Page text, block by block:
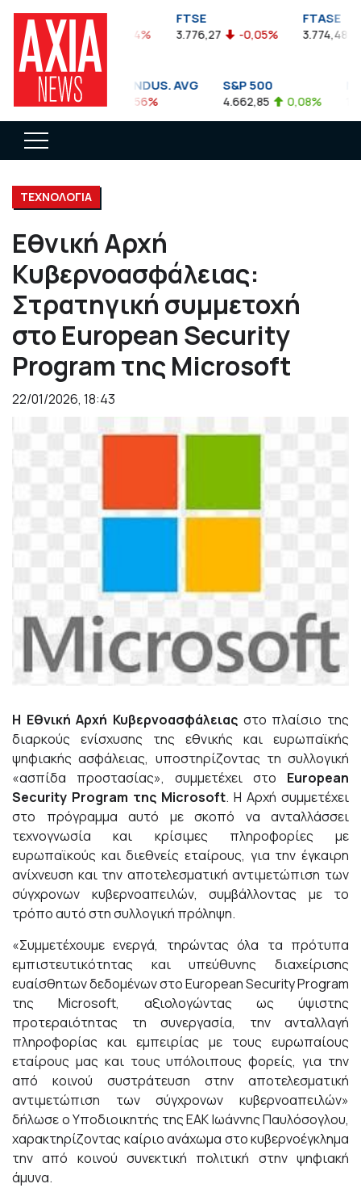
FTSEA
899,47 -0,04%
FTSE
3.776,27 -0,05%
FTASE
3.774,48
DOW JONES INDUS. AVG
35.911,81 -0,56%
S&P 500
4.662,85 0,08%
ΤΕΧΝΟΛΟΓΙΑ
Εθνική Αρχή
Κυβερνοασφάλειας:
Στρατηγική συμμετοχή
στο European Security
Program της Microsoft
22/01/2026, 18:43
Η Εθνική Αρχή Κυβερνοασφάλειας στο πλαίσιο της
διαρκούς ενίσχυσης της εθνικής και ευρωπαϊκής
ψηφιακής ασφάλειας, υποστηρίζοντας τη συλλογική
«ασπίδα προστασίας», συμμετέχει στο European
Security Program της Microsoft. Η Αρχή συμμετέχει
στο πρόγραμμα αυτό με σκοπό να ανταλλάσσει
τεχνογνωσία και κρίσιμες πληροφορίες με
ευρωπαϊκούς και διεθνείς εταίρους, για την έγκαιρη
ανίχνευση και την αποτελεσματική αντιμετώπιση των
σύγχρονων κυβερνοαπειλών, συμβάλλοντας με το
τρόπο αυτό στη συλλογική πρόληψη.
«Συμμετέχουμε ενεργά, τηρώντας όλα τα πρότυπα
εμπιστευτικότητας και υπεύθυνης διαχείρισης
ευαίσθητων δεδομένων στο European Security Program
της Microsoft, αξιολογώντας ως ύψιστης
προτεραιότητας τη συνεργασία, την ανταλλαγή
πληροφορίας και εμπειρίας με τους ευρωπαίους
εταίρους μας και τους υπόλοιπους φορείς, για την
από κοινού συστράτευση στην αποτελεσματική
αντιμετώπιση των σύγχρονων κυβερνοαπειλών»
δήλωσε ο Υποδιοικητής της ΕΑΚ Ιωάννης Παυλόσογλου,
χαρακτηρίζοντας καίριο ανάχωμα στο κυβερνοέγκλημα
την από κοινού συνεκτική πολιτική στην ψηφιακή
άμυνα.